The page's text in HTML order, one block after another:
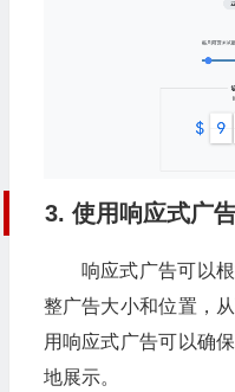
3. 使用响应式广
响应式广告可以
整广告大小和位置，
用响应式广告可以确
地展示。